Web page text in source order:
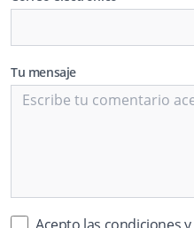
Tu mensaje